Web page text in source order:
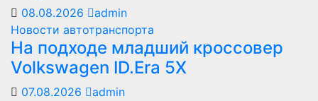
08.08.2026
admin
Новости автотранспорта
На подходе младший кроссовер
Volkswagen ID.Era 5X
07.08.2026
admin